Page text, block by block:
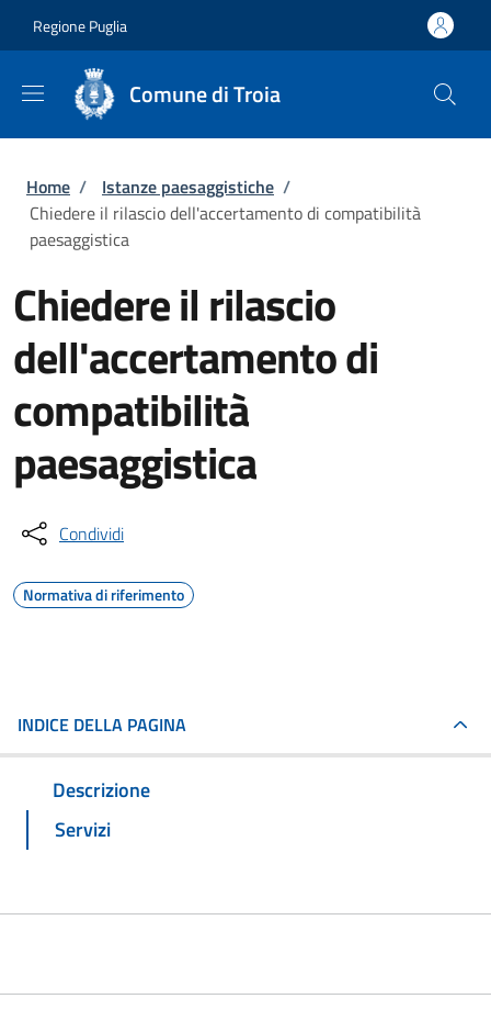
Regione Puglia
Comune di Troia
Briciole di pane
Home / Istanze paesaggistiche /
Chiedere il rilascio dell'accertamento di compatibilità
paesaggistica
Chiedere il rilascio
dell'accertamento di
compatibilità
paesaggistica
Condividi
Normativa di riferimento
INDICE DELLA PAGINA
Descrizione
Servizi